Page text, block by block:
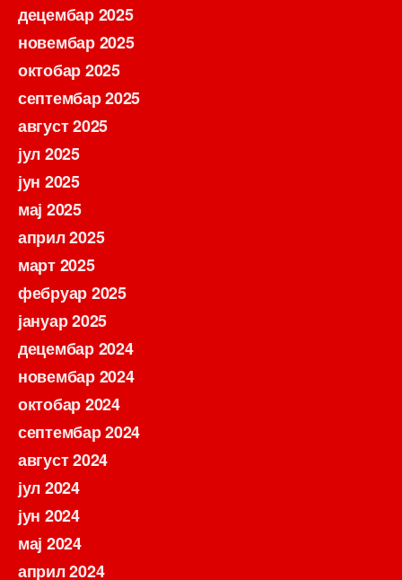
децембар 2025
новембар 2025
октобар 2025
септембар 2025
август 2025
јул 2025
јун 2025
мај 2025
април 2025
март 2025
фебруар 2025
јануар 2025
децембар 2024
новембар 2024
октобар 2024
септембар 2024
август 2024
јул 2024
јун 2024
мај 2024
април 2024